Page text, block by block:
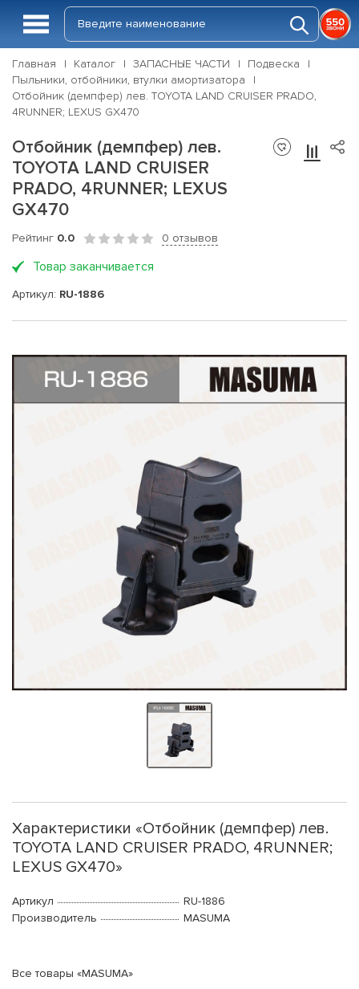
Главная Каталог ЗАПАСНЫЕ ЧАСТИ
Подвеска
Пыльники, отбойники, втулки амортизатора
Отбойник (демпфер) лев. TOYOTA LAND CRUISER PRADO,
4RUNNER; LEXUS GX470
Отбойник (демпфер) лев.
TOYOTA LAND CRUISER
PRADO, 4RUNNER; LEXUS
GX470
Рейтинг 0.0 0 отзывов
Товар заканчивается
Артикул: RU-1886
Характеристики «Отбойник (демпфер) лев.
TOYOTA LAND CRUISER PRADO, 4RUNNER;
LEXUS GX470»
Артикул
RU-1886
Производитель
MASUMA
Все товары «MASUMA»